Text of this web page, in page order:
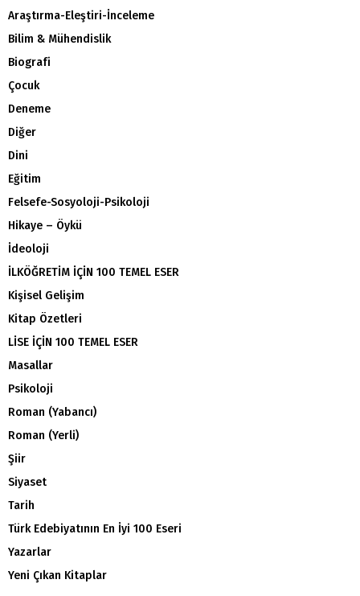
Araştırma-Eleştiri-İnceleme
Bilim & Mühendislik
Biografi
Çocuk
Deneme
Diğer
Dini
Eğitim
Felsefe-Sosyoloji-Psikoloji
Hikaye – Öykü
İdeoloji
İLKÖĞRETİM İÇİN 100 TEMEL ESER
Kişisel Gelişim
Kitap Özetleri
LİSE İÇİN 100 TEMEL ESER
Masallar
Psikoloji
Roman (Yabancı)
Roman (Yerli)
Şiir
Siyaset
Tarih
Türk Edebiyatının En İyi 100 Eseri
Yazarlar
Yeni Çıkan Kitaplar